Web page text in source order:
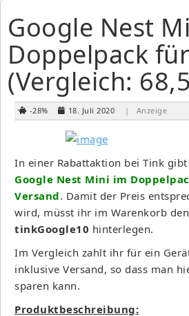
Google Nest
Doppelpack
(Vergleich:
-28% 18. Juli 2020 | Anzeige
In einer Rabattaktion bei Tink gibt
Google Nest Mini im
Versand. Damit der Preis
wird, müsst ihr im Warenkorb
tinkGoogle10 hinterlegen.
Im Vergleich zahlt ihr für ein
inklusive Versand, so dass man
sparen kann.
Produktbeschreibung: